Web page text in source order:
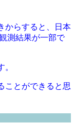
からすると、日本
測結果が一部で
ことができると思